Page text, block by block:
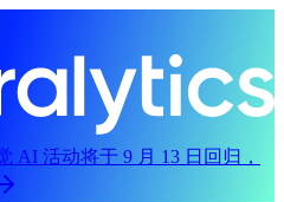
AI 活动将于 9 月 13 日回归，